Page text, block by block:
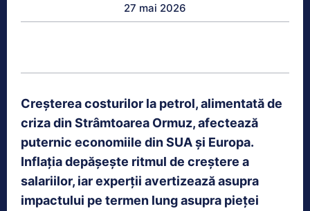
27 mai 2026
Creșterea costurilor la petrol, alimentată de
criza din Strâmtoarea Ormuz, afectează
puternic economiile din SUA și Europa.
Inflația depășește ritmul de creștere a
salariilor, iar experții avertizează asupra
impactului pe termen lung asupra pieței